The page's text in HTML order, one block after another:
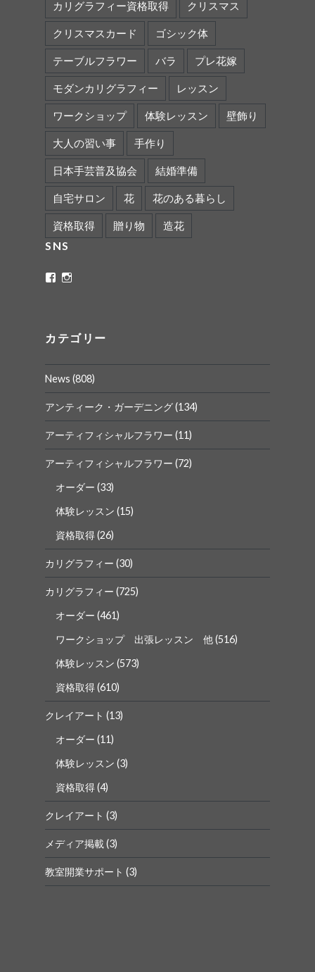
カリグラフィー資格取得 クリスマス
クリスマスカード ゴシック体
テーブルフラワー バラ プレ花嫁
モダンカリグラフィー レッスン
ワークショップ 体験レッスン 壁飾り
大人の習い事 手作り
日本手芸普及協会 結婚準備
自宅サロン 花 花のある暮らし
資格取得 贈り物 造花
SNS
ritaflower.calligraphy
ロ
フ
ー
ル
で
表
示
ロ
フ
ー
ル
で
表
示
カテゴリー
News (808)
アンティーク・ガーデニング(134)
アーティフィシャルフラワー (11)
アーティフィシャルフラワー (72)
オーダー (33)
体験レッスン (15)
資格取得(26)
カリグラフィー (30)
カリグラフィー (725)
オーダー (461)
ワークショップ 出張レッスン 他(516)
体験レッスン (573)
資格取得(610)
クレイアート (13)
オーダー (11)
体験レッスン (3)
資格取得(4)
クレイアート (3)
メディア掲載 (3)
教室開業サポート (3)